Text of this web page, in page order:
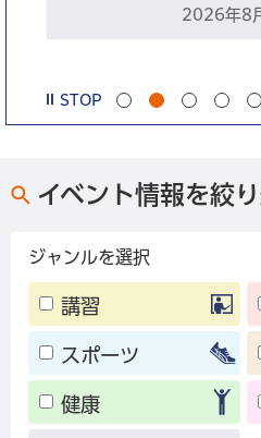
2026年8
STOP
イベント情報を絞
ジャンルを選択
講習
スポーツ
健康